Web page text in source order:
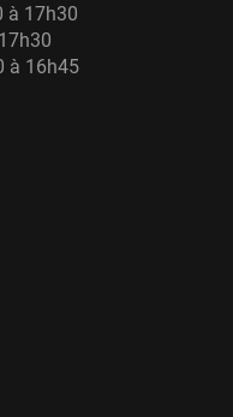
à 17h30
à 16h45